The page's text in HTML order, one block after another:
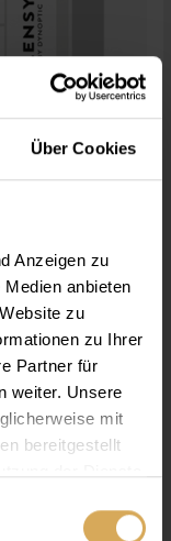
Über Cookies
Anzeigen zu
anbieten
zu
zu Ihrer
Partner für
weiter. Unsere
mit
bereitgestellt
(30P)